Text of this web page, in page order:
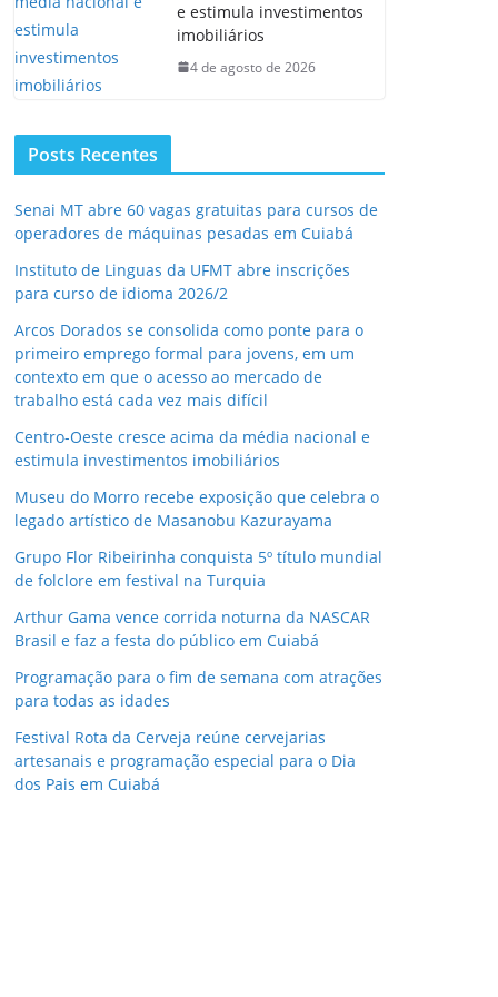
e estimula investimentos
imobiliários
4 de agosto de 2026
Posts Recentes
Senai MT abre 60 vagas gratuitas para cursos de
operadores de máquinas pesadas em Cuiabá
Instituto de Linguas da UFMT abre inscrições
para curso de idioma 2026/2
Arcos Dorados se consolida como ponte para o
primeiro emprego formal para jovens, em um
contexto em que o acesso ao mercado de
trabalho está cada vez mais difícil
Centro-Oeste cresce acima da média nacional e
estimula investimentos imobiliários
Museu do Morro recebe exposição que celebra o
legado artístico de Masanobu Kazurayama
Grupo Flor Ribeirinha conquista 5º título mundial
de folclore em festival na Turquia
Arthur Gama vence corrida noturna da NASCAR
Brasil e faz a festa do público em Cuiabá
Programação para o fim de semana com atrações
para todas as idades
Festival Rota da Cerveja reúne cervejarias
artesanais e programação especial para o Dia
dos Pais em Cuiabá